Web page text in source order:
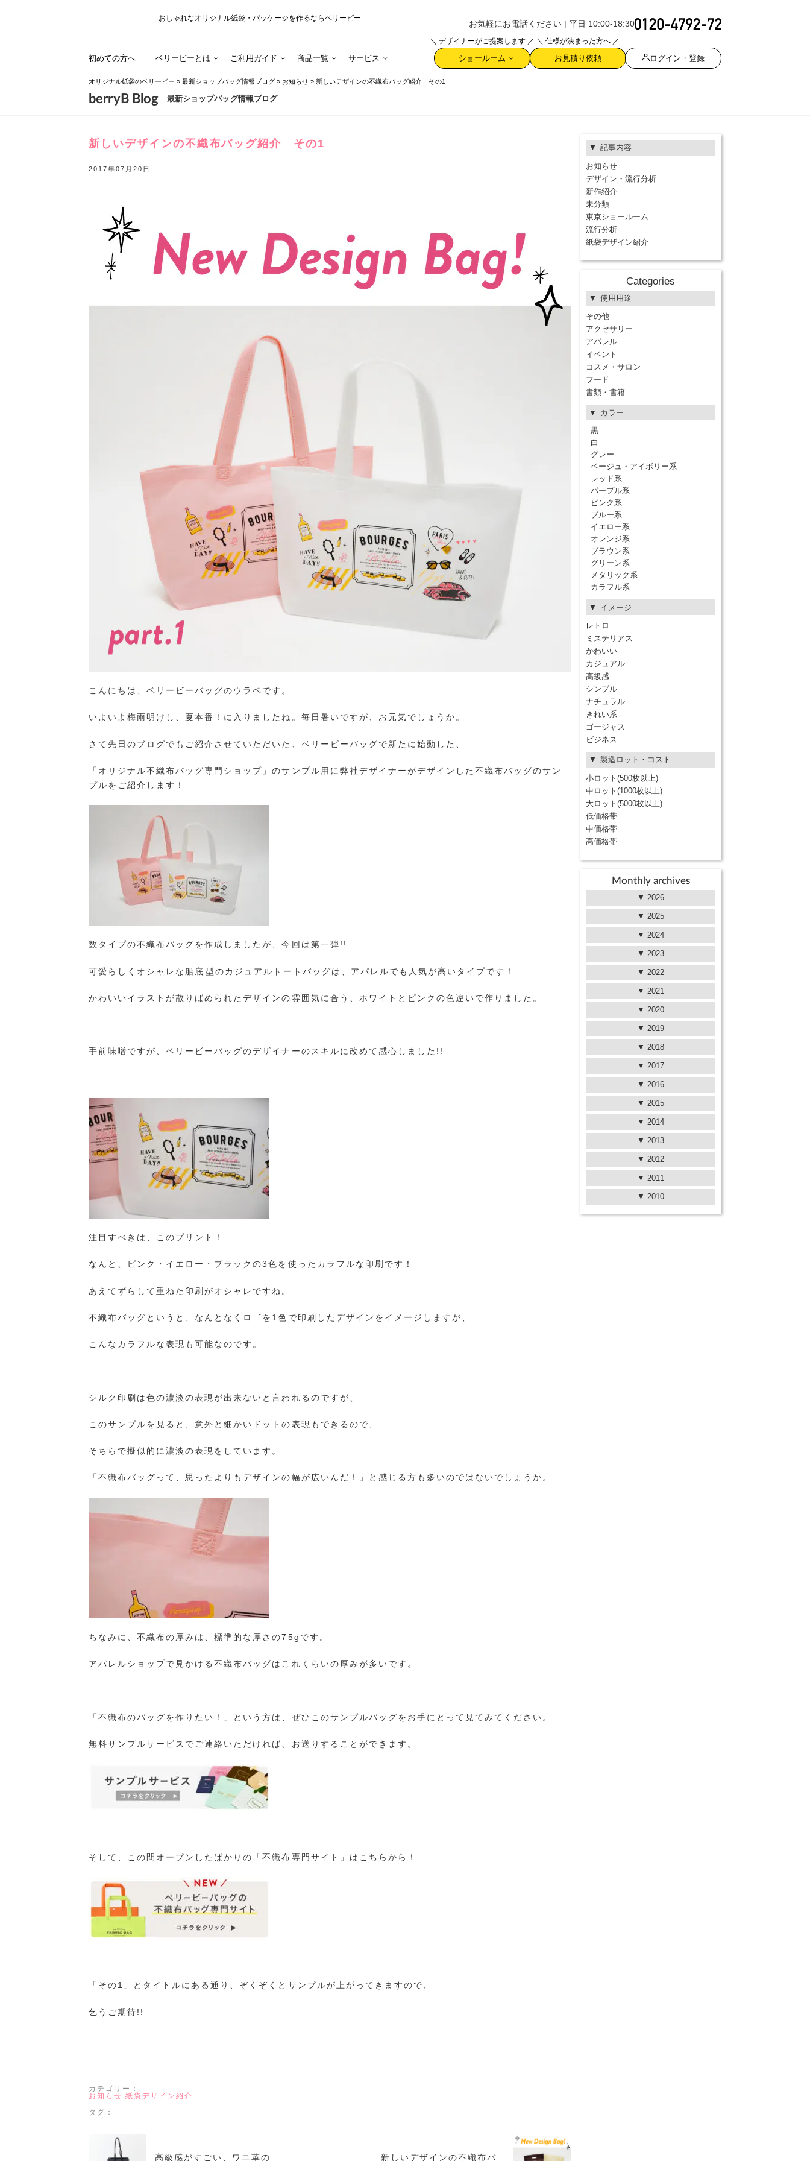
おしゃれなオリジナル紙袋・パッケージを作るならベリービー
お気軽にお電話ください | 平日 10:00-18:30
初めての方へ ベリービーとは ご利用ガイド 商品一覧 サービス
＼ デザイナーがご提案します ／
ショールーム
＼ 仕様が決まった方へ ／
お見積り依頼 ログイン・登録
オリジナル紙袋のベリービー » 最新ショップバッグ情報ブログ » お知らせ » 新しいデザインの不織布バッグ紹介 その1
最新ショップバッグ情報ブログ
berryB Blog
新しいデザインの不織布バッグ紹介 その1
2017年07月20日
こんにちは、ベリービーバッグのウラベです。
いよいよ梅雨明けし、夏本番！に入りましたね。毎日暑いですが、お元気でしょうか。
さて先日のブログでもご紹介させていただいた、ベリービーバッグで新たに始動した、
「オリジナル不織布バッグ専門ショップ」のサンプル用に弊社デザイナーがデザインした不織布バッグのサン
プルをご紹介します！
数タイプの不織布バッグを作成しましたが、今回は第一弾!!
可愛らしくオシャレな船底型のカジュアルトートバッグは、アパレルでも人気が高いタイプです！
かわいいイラストが散りばめられたデザインの雰囲気に合う、ホワイトとピンクの色違いで作りました。
手前味噌ですが、ベリービーバッグのデザイナーのスキルに改めて感心しました!!
注目すべきは、このプリント！
なんと、ピンク・イエロー・ブラックの3色を使ったカラフルな印刷です！
あえてずらして重ねた印刷がオシャレですね。
不織布バッグというと、なんとなくロゴを1色で印刷したデザインをイメージしますが、
こんなカラフルな表現も可能なのです。
シルク印刷は色の濃淡の表現が出来ないと言われるのですが、
このサンプルを見ると、意外と細かいドットの表現もできるので、
そちらで擬似的に濃淡の表現をしています。
「不織布バッグって、思ったよりもデザインの幅が広いんだ！」と感じる方も多いのではないでしょうか。
ちなみに、不織布の厚みは、標準的な厚さの75gです。
アパレルショップで見かける不織布バッグはこれくらいの厚みが多いです。
「不織布のバッグを作りたい！」という方は、ぜひこのサンプルバッグをお手にとって見てみてください。
無料サンプルサービスでご連絡いただければ、お送りすることができます。
そして、この間オープンしたばかりの「不織布専門サイト」はこちらから！
「その1」とタイトルにある通り、ぞくぞくとサンプルが上がってきますので、
乞うご期待!!
カテゴリー：
お知らせ 紙袋デザイン紹介
タグ：
高級感がすごい、ワニ革の 新しいデザインの不織布バ
記事内容
お知らせ
デザイン・流行分析
新作紹介
未分類
東京ショールーム
流行分析
紙袋デザイン紹介
Categories
使用用途
その他
アクセサリー
アパレル
イベント
コスメ・サロン
フード
書類・書籍
カラー
黒
白
グレー
ベージュ・アイボリー系
レッド系
パープル系
ピンク系
ブルー系
イエロー系
オレンジ系
ブラウン系
グリーン系
メタリック系
カラフル系
イメージ
レトロ
ミステリアス
かわいい
カジュアル
高級感
シンプル
ナチュラル
きれい系
ゴージャス
ビジネス
製造ロット・コスト
小ロット(500枚以上)
中ロット(1000枚以上)
大ロット(5000枚以上)
低価格帯
中価格帯
高価格帯
Monthly archives
2026
2025
2024
2023
2022
2021
2020
2019
2018
2017
2016
2015
2014
2013
2012
2011
2010